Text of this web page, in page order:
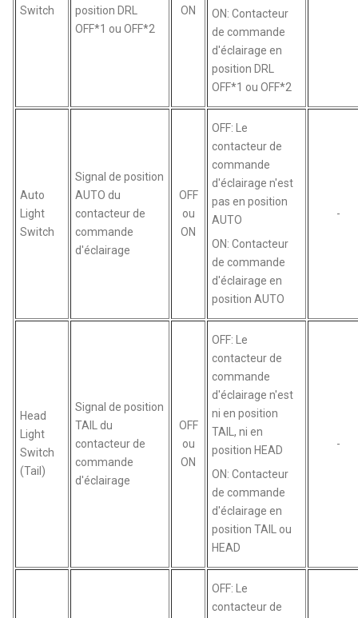
Switch
position DRL
OFF*1 ou OFF*2
ON
ON: Contacteur
de commande
d'éclairage en
position DRL
OFF*1 ou OFF*2
Auto
Light
Switch
Signal de position
AUTO du
contacteur de
commande
d'éclairage
OFF
ou
ON
OFF: Le
contacteur de
commande
d'éclairage n'est
pas en position
AUTO
ON: Contacteur
de commande
d'éclairage en
position AUTO
-
Head
Light
Switch
(Tail)
Signal de position
TAIL du
contacteur de
commande
d'éclairage
OFF
ou
ON
OFF: Le
contacteur de
commande
d'éclairage n'est
ni en position
TAIL, ni en
position HEAD
ON: Contacteur
de commande
d'éclairage en
position TAIL ou
HEAD
-
OFF: Le
contacteur de